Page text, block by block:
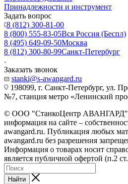
Принадлежности и инструмент
Задать вопрос
8 (812) 300-81-00
8 (800) 555-83-05Вся Россия (Беспл)
8 (495) 649-09-50Москва
8 (812) 300-80-99Санкт-Петербург
Заказать звонок
stanki@s-awangard.ru
198099, г. Санкт-Петербург, ул.
№7, станция метро «Ленинский
© ООО "СтанкоЦентр АВАНГАРД",
информация на сайте –
awangard.ru. Публикация любых
awangard.ru без разрешения
Информация о товарах носит
является публичной офертой (п.2
Найти